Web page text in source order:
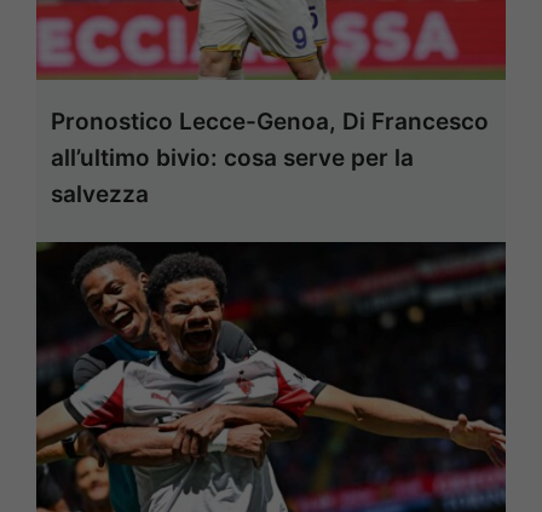
Pronostico Lecce-Genoa, Di Francesco
all’ultimo bivio: cosa serve per la
salvezza